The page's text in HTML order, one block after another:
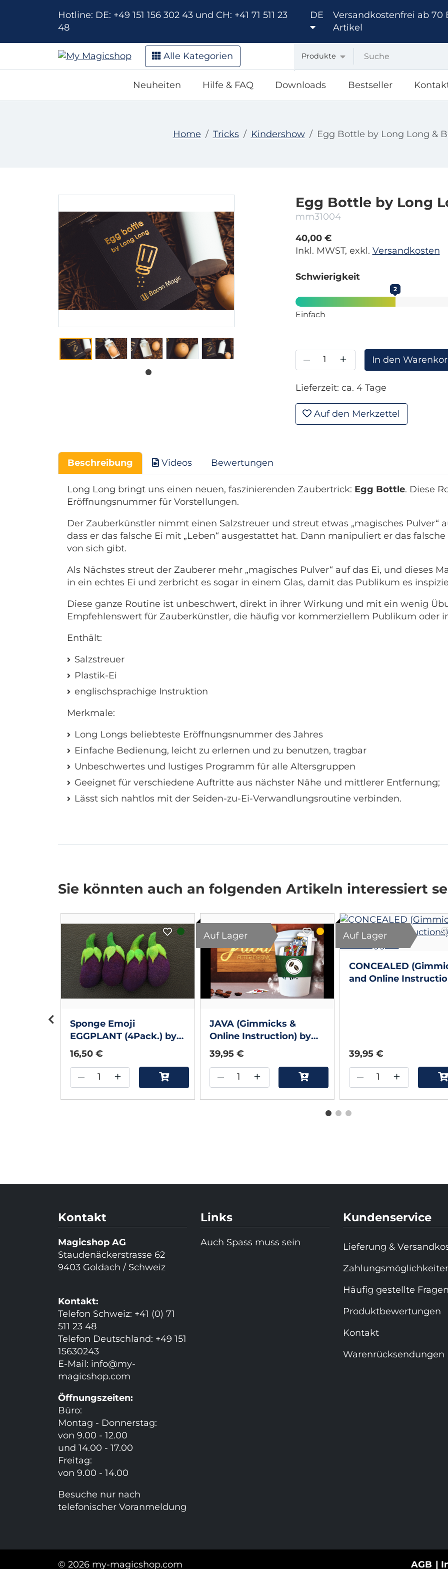
Hotline: DE: +49 151 156 302 43 und CH: +41 71 511 23
48
DE
Versandkostenfrei ab 70
Artikel
Alle Kategorien Produkte
Neuheiten Hilfe & FAQ Downloads Bestseller
Home Tricks Kindershow Egg Bottle by Long Long &
Egg Bottle by Long
mm31004
40,00 €
Inkl. MWST, exkl. Versandkosten
Schwierigkeit
2
Einfach
– + In den
Lieferzeit: ca. 4 Tage
Auf den Merkzettel
Beschreibung Videos Bewertungen
Long Long bringt uns einen neuen, faszinierenden Zaubertrick: Egg Bottle. Diese
Eröffnungsnummer für Vorstellungen.
Der Zauberkünstler nimmt einen Salzstreuer und streut etwas „magisches Pulver“
dass er das falsche Ei mit „Leben“ ausgestattet hat. Dann manipuliert er das falsche
von sich gibt.
Als Nächstes streut der Zauberer mehr „magisches Pulver“ auf das Ei, und dieses
in ein echtes Ei und zerbricht es sogar in einem Glas, damit das Publikum es
Diese ganze Routine ist unbeschwert, direkt in ihrer Wirkung und mit ein wenig
Empfehlenswert für Zauberkünstler, die häufig vor kommerziellem Publikum oder
Enthält:
Salzstreuer
Plastik-Ei
englischsprachige Instruktion
Merkmale:
Long Longs beliebteste Eröffnungsnummer des Jahres
Einfache Bedienung, leicht zu erlernen und zu benutzen, tragbar
Unbeschwertes und lustiges Programm für alle Altersgruppen
Geeignet für verschiedene Auftritte aus nächster Nähe und mittlerer Entfernung;
Lässt sich nahtlos mit der Seiden-zu-Ei-Verwandlungsroutine verbinden.
Sie könnten auch an folgenden Artikeln interessiert
Sponge Emoji
EGGPLANT (4Pack.) by
Andy Amyx
16,50 €
– +
Auf Lager
JAVA (Gimmicks &
Online Instruction) by
Peter Eggink
39,95 €
– +
Auf Lager
CONCEALED
and Online
39,95 €
– +
Kontakt
Magicshop AG
Staudenäckerstrasse 62
9403 Goldach / Schweiz
Kontakt:
Telefon Schweiz: +41 (0) 71
511 23 48
Telefon Deutschland: +49 151
15630243
E-Mail: info@my-
magicshop.com
Öffnungszeiten:
Büro:
Montag - Donnerstag:
von 9.00 - 12.00
und 14.00 - 17.00
Freitag:
von 9.00 - 14.00
Besuche nur nach
telefonischer Voranmeldung
Links
Auch Spass muss sein
Kundenservice
Lieferung &
Häufig gestellte Fragen
Produktbewertungen
Kontakt
Warenrücksendungen
© 2026 my-magicshop.com AGB